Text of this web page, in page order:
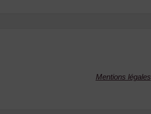
Mentions légales